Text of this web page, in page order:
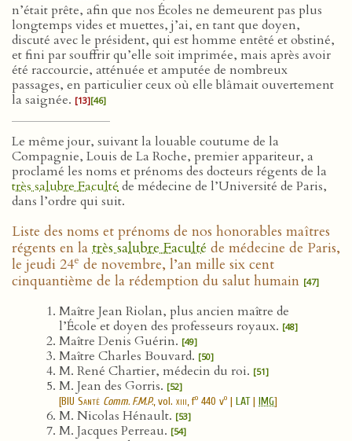
n’était prête, afin que nos Écoles ne demeurent pas plus
longtemps vides et muettes, j’ai, en tant que doyen,
discuté avec le président, qui est homme entêté et obstiné,
et fini par souffrir qu’elle soit imprimée, mais après avoir
été raccourcie, atténuée et amputée de nombreux
passages, en particulier ceux où elle blâmait ouvertement
la saignée. [13][46]
Le même jour, suivant la louable coutume de la
Compagnie, Louis de La Roche, premier appariteur, a
proclamé les noms et prénoms des docteurs régents de la
très salubre Facultéde médecine de l’Université de Paris,
dans l’ordre qui suit.
Liste des noms et prénoms de nos honorables maîtres
régents en la très salubre Faculté de médecine de Paris,
le jeudi 24e de novembre, l’an mille six cent
cinquantième de la rédemption du salut humain [47]
Maître Jean Riolan, plus ancien maître de
l’École et doyen des professeurs royaux. [48]
Maître Denis Guérin. [49]
Maître Charles Bouvard. [50]
M. René Chartier, médecin du roi. [51]
M. Jean des Gorris. [52]
[BIU Santé Comm. F.M.P., vol. xiii, fo 440 vo | LAT| IMG]
M. Nicolas Hénault. [53]
M. Jacques Perreau. [54]